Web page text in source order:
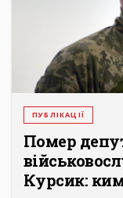
ПУБЛІКАЦІЇ
Помер
Курсик: